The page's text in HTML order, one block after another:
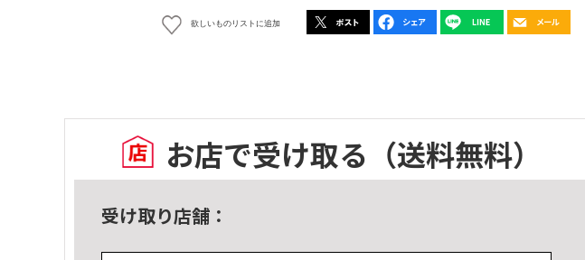
欲しいものリストに追加
お店で受け取る （送料無料）
受け取り店舗：